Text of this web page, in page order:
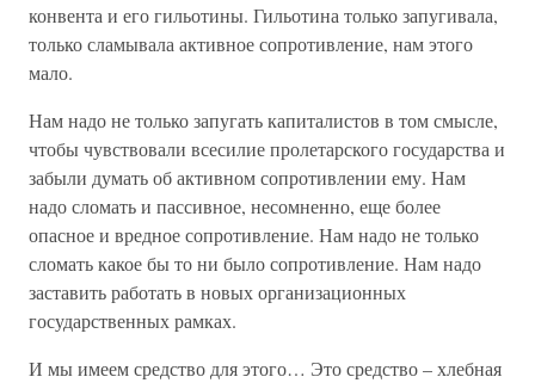
конвента и его гильотины. Гильотина только запугивала,
только сламывала активное сопротивление, нам этого
мало.
Нам надо не только запугать капиталистов в том смысле,
чтобы чувствовали всесилие пролетарского государства и
забыли думать об активном сопротивлении ему. Нам
надо сломать и пассивное, несомненно, еще более
опасное и вредное сопротивление. Нам надо не только
сломать какое бы то ни было сопротивление. Нам надо
заставить работать в новых организационных
государственных рамках.
И мы имеем средство для этого… Это средство – хлебная